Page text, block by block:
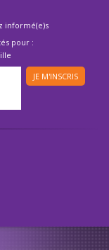
informé(e)s
pour :
JE M'INSCRIS